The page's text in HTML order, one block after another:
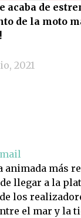
acaba de
de la moto
2021
animada más
llegar a la
los
el mar y la